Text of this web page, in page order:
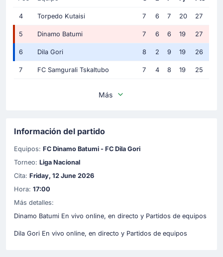
4 Torpedo Kutaisi 7 6 7 20 27
5 Dinamo Batumi 7 6 6 19 27
6 Dila Gori 8 2 9 19 26
7 FC Samgurali Tskaltubo 7 4 8 19 25
Más
Información del partido
Equipos: FC Dinamo Batumi - FC Dila Gori
Torneo: Liga Nacional
Cita: Friday, 12 June 2026
Hora: 17:00
Más detalles:
Dinamo Batumi En vivo online, en directo y Partidos de equipos
Dila Gori En vivo online, en directo y Partidos de equipos